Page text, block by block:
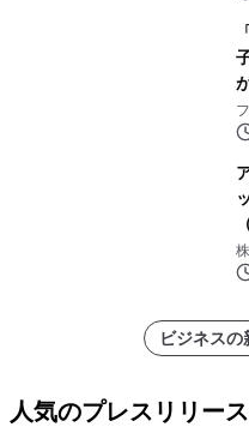
ビジネスの
人気のプレスリリース